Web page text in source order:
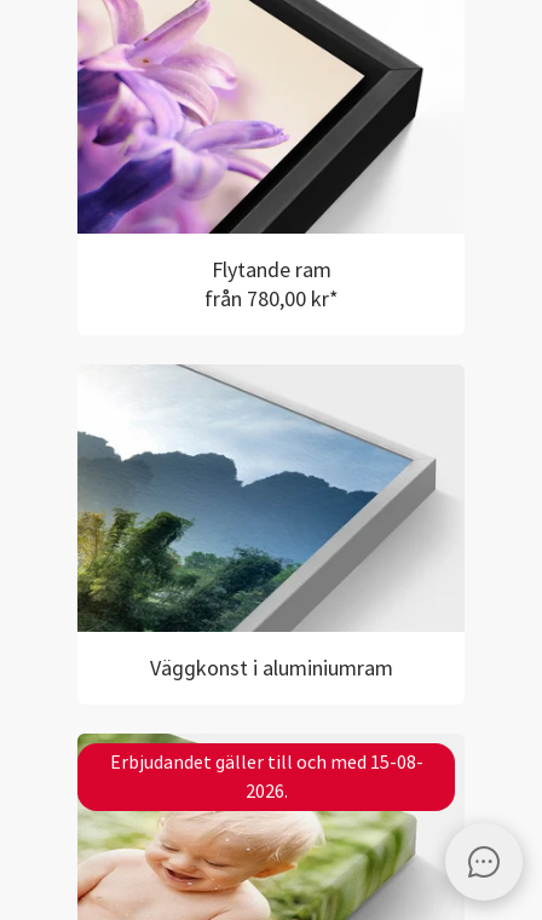
Flytande ram
från 780,00 kr*
Väggkonst i aluminiumram
Erbjudandet gäller till och med 15-08-
2026.